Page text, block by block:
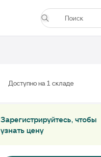
Доступно на 1 складе
Зарегистрируйтесь, чтобы
узнать цену